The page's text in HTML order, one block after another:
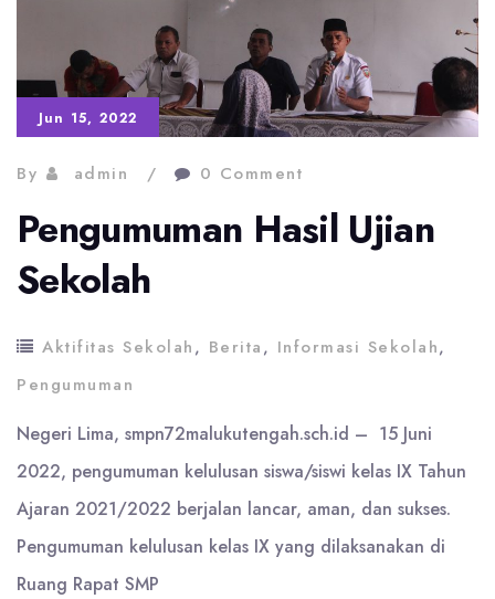
Jun 15, 2022
By admin 0 Comment
Pengumuman Hasil Ujian
Sekolah
Aktifitas Sekolah, Berita, Informasi Sekolah,
Pengumuman
Negeri Lima, smpn72malukutengah.sch.id – 15 Juni
2022, pengumuman kelulusan siswa/siswi kelas IX Tahun
Ajaran 2021/2022 berjalan lancar, aman, dan sukses.
Pengumuman kelulusan kelas IX yang dilaksanakan di
Ruang Rapat SMP